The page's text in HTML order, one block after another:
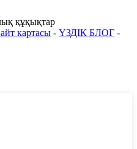
құқықтар
картасы - ҮЗДІК БЛОГ -